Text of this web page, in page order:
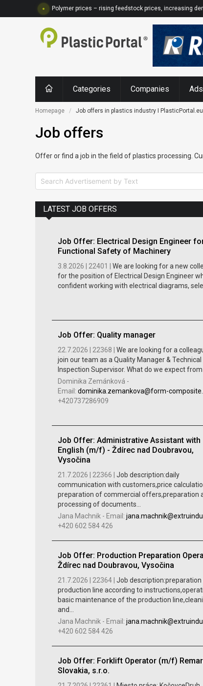
Polymer prices – rising feedstock prices, increasing
Categories Companies Ads
Homepage Job offers in plastics industry I PlasticPortal.eu
Job offers
Offer or find a job in the field of plastics processing.
LATEST JOB OFFERS
Job Offer: Electrical Design Engineer
Functional Safety of Machinery
3.8.2026 | 22401 | We are looking for a new
for the position of Electrical Design Engineer
confident working with electrical diagrams,
Job Offer: Quality manager
22.7.2026 | 22368 | We are looking for a
join our team as a Quality Manager & Technical
Inspection Supervisor. What do we expect from
Dominika Zemánková -
Email: dominika.zemankova@form-
+420737286909
Job Offer: Administrative Assistant with
English (m/f) - Ždírec nad Doubravou,
Vysočina
21.7.2026 | 22366 | Job description:daily
communication with customers,price
preparation of commercial offers,preparation
processing of documents...
Jana Machnik - Email:
+420 602 584 426
Job Offer: Production Preparation
Ždírec nad Doubravou, Vysočina
21.7.2026 | 22364 | Job
production line according to
basic maintenance of the production
and...
Jana Machnik - Email:
+420 602 584 426
Job Offer: Forklift Operator (m/f)
Slovakia, s.r.o.